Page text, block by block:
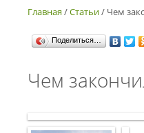
Главная /Статьи/ Чем
Поделиться…
Чем